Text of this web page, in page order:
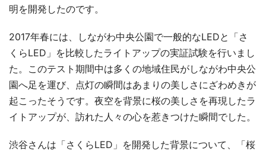
明を開発したのです。
2017年春には、しながわ中央公園で一般的なLEDと「さ
くらLED」を比較したライトアップの実証試験を行いまし
た。このテスト期間中は多くの地域住民がしながわ中央公
園へ足を運び、点灯の瞬間はあまりの美しさにざわめきが
起こったそうです。夜空を背景に桜の美しさを再現したラ
イトアップが、訪れた人々の心を惹きつけた瞬間でした。
渋谷さんは「さくらLED」を開発した背景について、「桜